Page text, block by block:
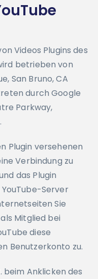
Videos Plugins des
betrieben von
San Bruno, CA
durch Google
Parkway,
Plugin versehenen
Verbindung zu
das Plugin
Server
Sie
Mitglied bei
diese
Benutzerkonto zu.
beim Anklicken des